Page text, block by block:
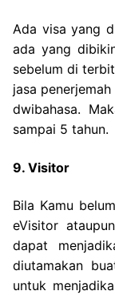
Ada visa yang
ada yang
sebelum di
jasa
dwibahasa.
sampai 5 tahun.
9. Visitor
Bila Kamu
eVisitor
dapat
diutamakan
untuk